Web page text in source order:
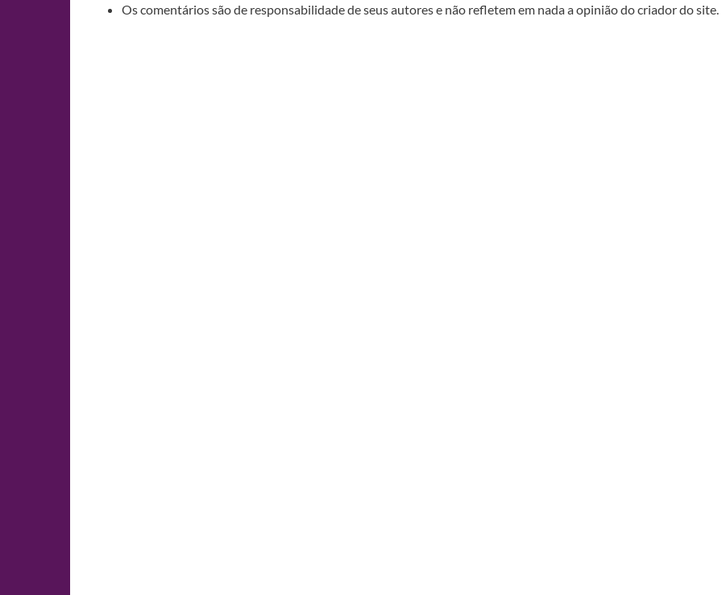
Os comentários são de responsabilidade de seus autores e não refletem em nada a opinião do criador do site.